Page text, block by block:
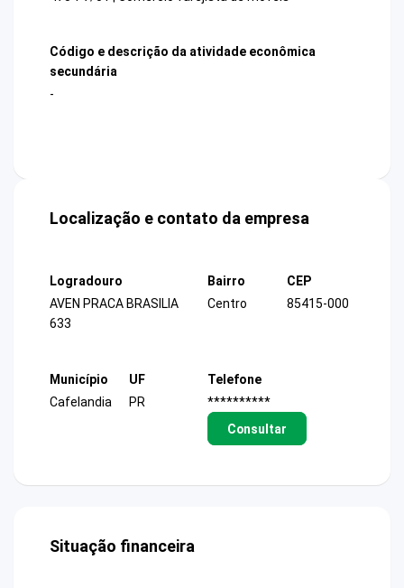
Código e descrição da atividade econômica
secundária
-
Localização e contato da empresa
Logradouro
AVEN PRACA BRASILIA
633
Bairro
Centro
CEP
85415-000
Município
Cafelandia
UF
PR
Telefone
**********
Consultar
Situação financeira